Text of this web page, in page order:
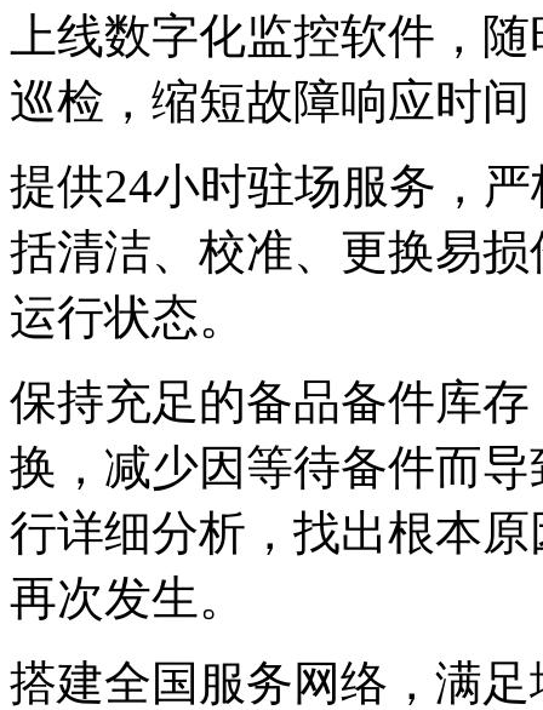
上线数字化监控软件，
巡检，缩短故障响应时
提供24小时驻场服务，
括清洁、校准、更换
运行状态。
保持充足的备品备件库存
换，减少因等待备件
行详细分析，找出根本
再次发生。
搭建全国服务网络，